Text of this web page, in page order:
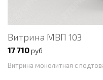
Витрина МВП 103
17 710 руб
Витрина монолитная с